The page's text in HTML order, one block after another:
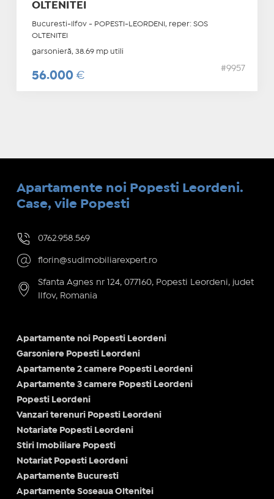
OLTENITEI
Bucuresti-Ilfov - POPESTI-LEORDENI, reper: SOS
OLTENITEI
garsonieră, 38.69 mp utili
56.000 €
#9957
Apartamente noi Popesti Leordeni.
Case, vile Popesti
0762.958.569
florin@sudimobiliarexpert.ro
Sfanta Agnes nr 124, 077160, Popesti Leordeni, judet
Ilfov, Romania
Apartamente noi Popesti Leordeni
Garsoniere Popesti Leordeni
Apartamente 2 camere Popesti Leordeni
Apartamente 3 camere Popesti Leordeni
Popesti Leordeni
Vanzari terenuri Popesti Leordeni
Notariate Popesti Leordeni
Stiri Imobiliare Popesti
Notariat Popesti Leordeni
Apartamente Bucuresti
Apartamente Soseaua Oltenitei